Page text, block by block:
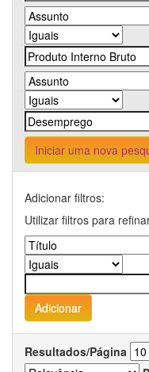
Iniciar uma nova
Adicionar filtros:
Utilizar filtros para
Resultados/Página